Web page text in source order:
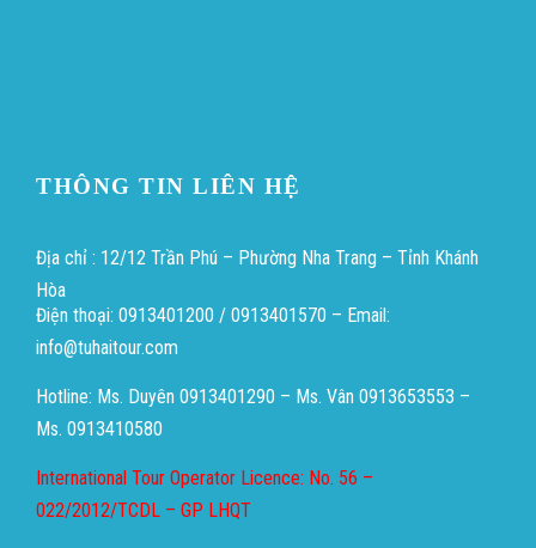
THÔNG TIN LIÊN HỆ
Địa chỉ : 12/12 Trần Phú – Phường Nha Trang – Tỉnh Khánh
Hòa
Điện thoại: 0913401200 / 0913401570 – Email:
info@tuhaitour.com
Hotline: Ms. Duyên 0913401290 – Ms. Vân 0913653553 –
Ms. 0913410580
International Tour Operator Licence: No. 56 –
022/2012/TCDL – GP LHQT